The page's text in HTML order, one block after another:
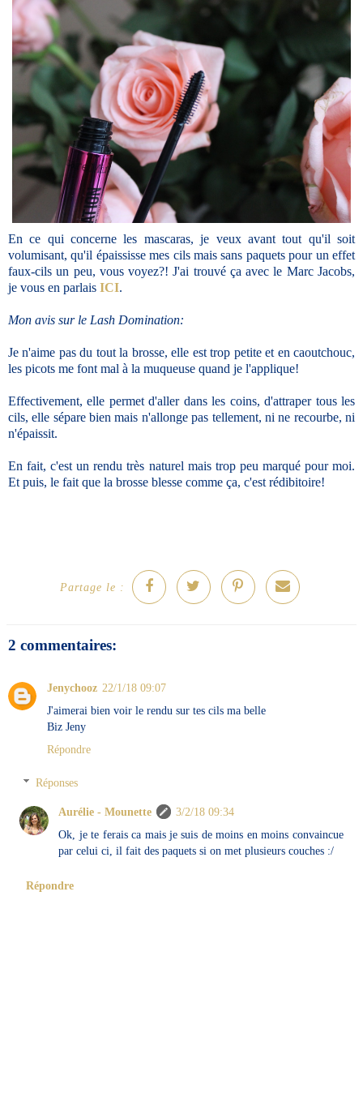
En ce qui concerne les mascaras, je veux avant tout qu'il soit
volumisant, qu'il épaississe mes cils mais sans paquets pour un effet
faux-cils un peu, vous voyez?! J'ai trouvé ça avec le Marc Jacobs,
je vous en parlais ICI.
Mon avis sur le Lash Domination:
Je n'aime pas du tout la brosse, elle est trop petite et en caoutchouc,
les picots me font mal à la muqueuse quand je l'applique!
Effectivement, elle permet d'aller dans les coins, d'attraper tous les
cils, elle sépare bien mais n'allonge pas tellement, ni ne recourbe, ni
n'épaissit.
En fait, c'est un rendu très naturel mais trop peu marqué pour moi.
Et puis, le fait que la brosse blesse comme ça, c'est rédibitoire!
Partage le :
2 commentaires:
Jenychooz 22/1/18 09:07
J'aimerai bien voir le rendu sur tes cils ma belle
Biz Jeny
Répondre
Réponses
Aurélie - Mounette
3/2/18 09:34
Ok, je te ferais ca mais je suis de moins en moins convaincue
par celui ci, il fait des paquets si on met plusieurs couches :/
Répondre